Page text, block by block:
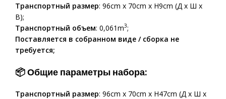
Транспортный размер: 96cm x 70cm x H9cm (Д x Ш x
В);
Транспортный объем: 0,061m3;
Поставляется в собранном виде / сборка не
требуется;
📦 Общие параметры набора:
Транспортный размер: 96cm x 70cm x H47cm (Д х Ш х